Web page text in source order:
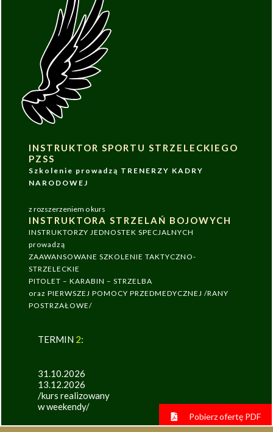
INSTRUKTOR SPORTU STRZELECKIEGO
PZSS
Szkolenie prowadzą TRENERZY KADRY
NARODOWEJ
z rozszerzeniem o kurs
INSTRUKTORA STRZELAŃ BOJOWYCH
INSTRUKTORZY JEDNOSTEK SPECJALNYCH
prowadzą
ZAAWANSOWANE SZKOLENIE TAKTYCZNO-
STRZELECKIE
PITOLET – KARABIN – STRZELBA
oraz PIERWSZEJ POMOCY PRZEDMEDYCZNEJ /RANY
POSTRZAŁOWE/
TERMIN 2:
31.10.2026
13.12.2026
/kurs realizowany
w weekendy/
Pobierz ofertę PDF